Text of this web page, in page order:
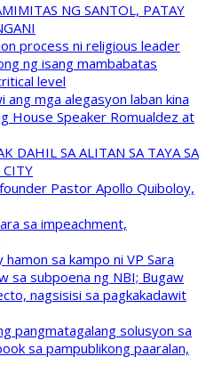
NG SANTOL, PATAY
process ni religious leader
ng isang mambabatas
level
ang mga alegasyon laban kina
House Speaker Romualdez at
DAHIL SA ALITAN SA TAYA SA
CITY
Pastor Apollo Quiboloy,
sa impeachment,
sa kampo ni VP Sara
sa subpoena ng NBI; Bugaw
nagsisisi sa pagkakadawit
pangmatagalang solusyon sa
sa pampublikong paaralan,